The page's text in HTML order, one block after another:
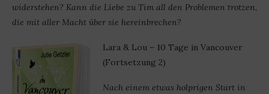
widerstehen? Kann die Liebe zu Tim all den Problemen trotzen,
die mit aller Macht über sie hereinbrechen?
Lara & Lou – 10 Tage in Vancouver
(Fortsetzung 2)
Nach einem etwas holprigen Start in